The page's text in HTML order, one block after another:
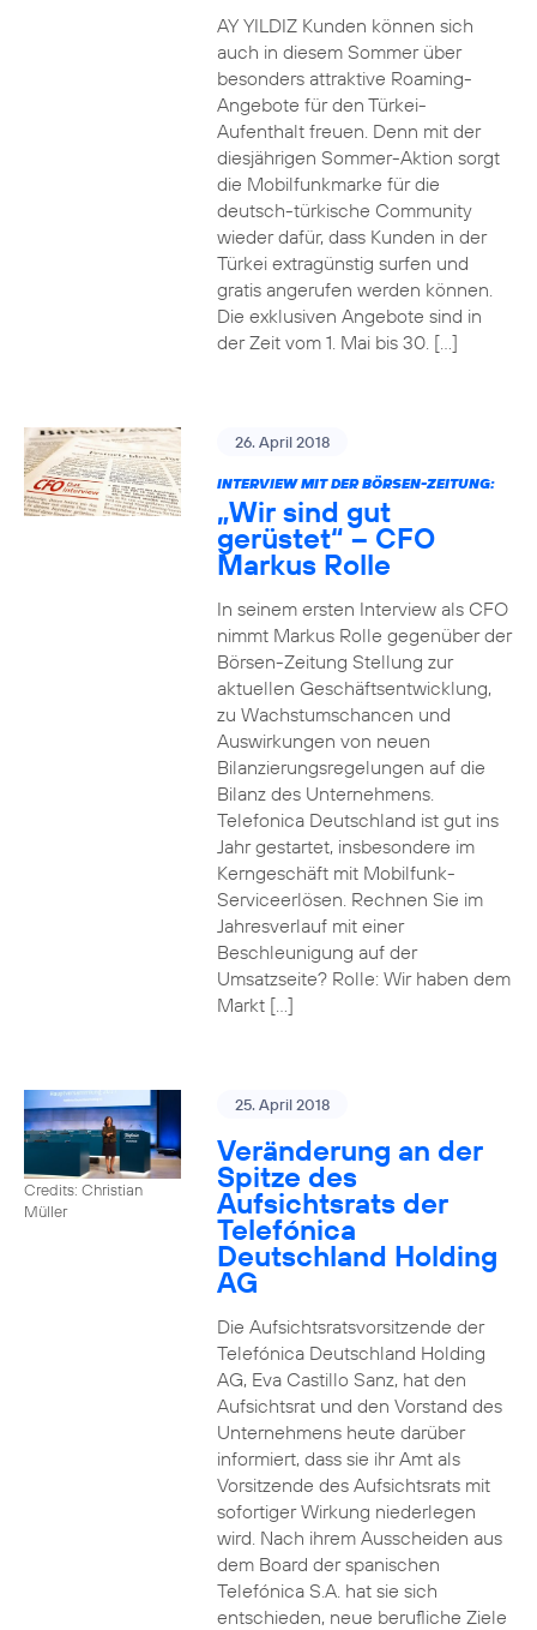
AY YILDIZ Kunden können sich
auch in diesem Sommer über
besonders attraktive Roaming-
Angebote für den Türkei-
Aufenthalt freuen. Denn mit der
diesjährigen Sommer-Aktion sorgt
die Mobilfunkmarke für die
deutsch-türkische Community
wieder dafür, dass Kunden in der
Türkei extragünstig surfen und
gratis angerufen werden können.
Die exklusiven Angebote sind in
der Zeit vom 1. Mai bis 30. […]
26. April 2018
INTERVIEW MIT DER BÖRSEN-ZEITUNG:
„Wir sind gut
gerüstet“ – CFO
Markus Rolle
In seinem ersten Interview als CFO
nimmt Markus Rolle gegenüber der
Börsen-Zeitung Stellung zur
aktuellen Geschäftsentwicklung,
zu Wachstumschancen und
Auswirkungen von neuen
Bilanzierungsregelungen auf die
Bilanz des Unternehmens.
Telefonica Deutschland ist gut ins
Jahr gestartet, insbesondere im
Kerngeschäft mit Mobilfunk-
Serviceerlösen. Rechnen Sie im
Jahresverlauf mit einer
Beschleunigung auf der
Umsatzseite? Rolle: Wir haben dem
Markt […]
Credits: Christian
Müller
25. April 2018
Veränderung an der
Spitze des
Aufsichtsrats der
Telefónica
Deutschland Holding
AG
Die Aufsichtsratsvorsitzende der
Telefónica Deutschland Holding
AG, Eva Castillo Sanz, hat den
Aufsichtsrat und den Vorstand des
Unternehmens heute darüber
informiert, dass sie ihr Amt als
Vorsitzende des Aufsichtsrats mit
sofortiger Wirkung niederlegen
wird. Nach ihrem Ausscheiden aus
dem Board der spanischen
Telefónica S.A. hat sie sich
entschieden, neue berufliche Ziele